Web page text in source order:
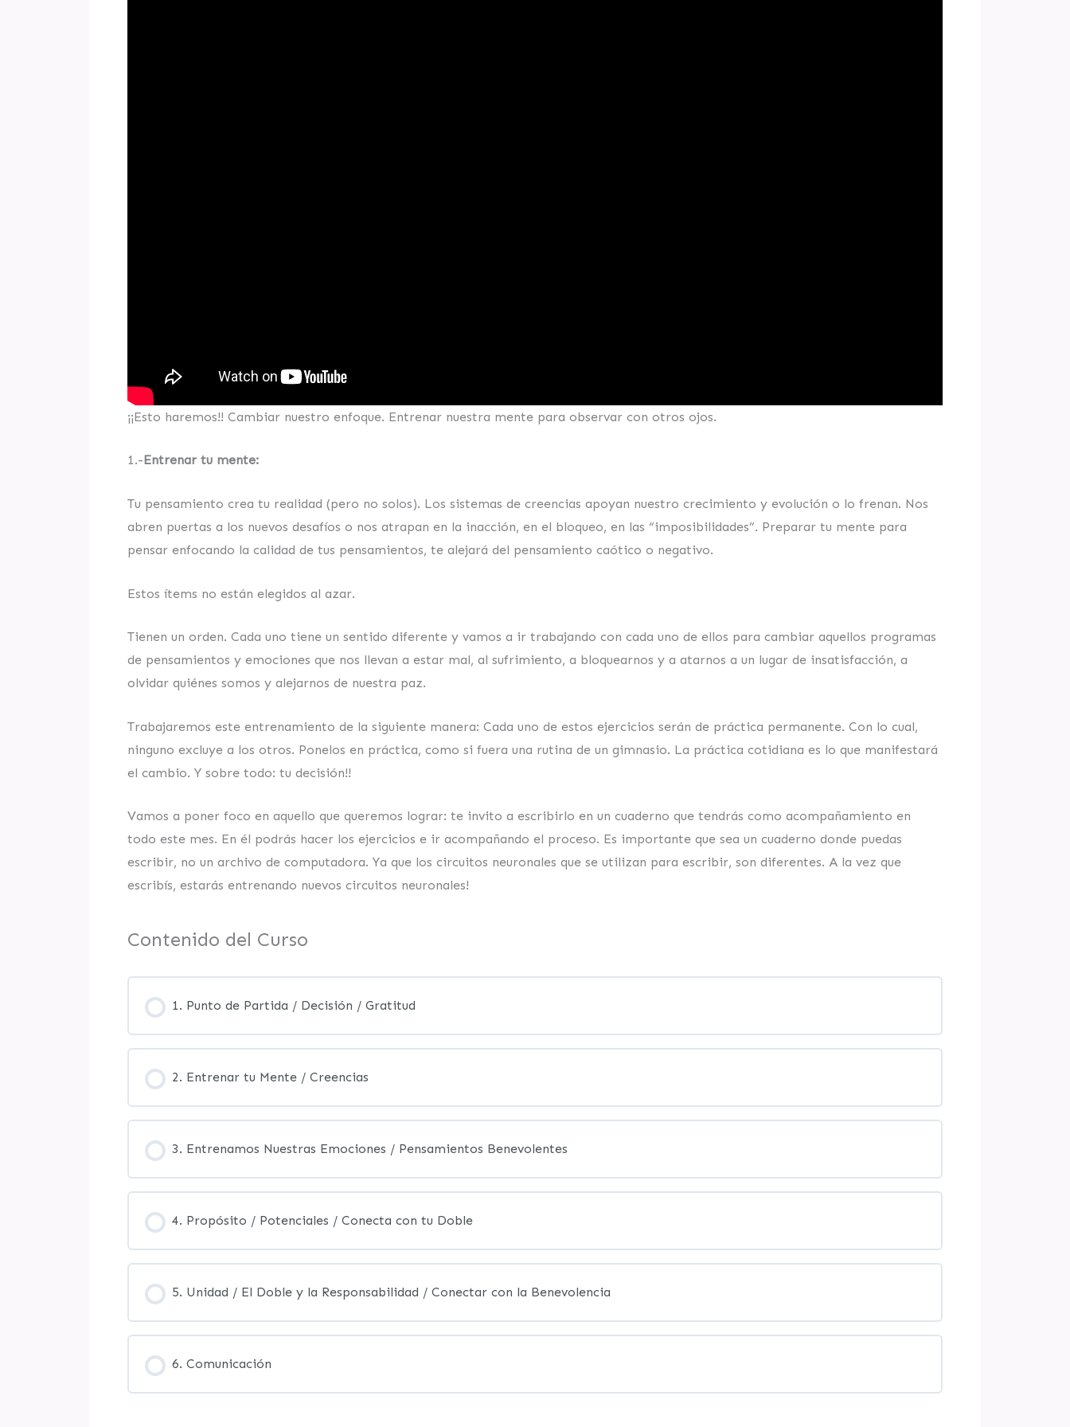
¡¡Esto haremos!! Cambiar nuestro enfoque. Entrenar nuestra mente para observar con otros ojos.
1.-Entrenar tu mente:
Tu pensamiento crea tu realidad (pero no solos). Los sistemas de creencias apoyan nuestro crecimiento y evolución o lo frenan. Nos
abren puertas a los nuevos desafíos o nos atrapan en la inacción, en el bloqueo, en las “imposibilidades”. Preparar tu mente para
pensar enfocando la calidad de tus pensamientos, te alejará del pensamiento caótico o negativo.
Estos ítems no están elegidos al azar.
Tienen un orden. Cada uno tiene un sentido diferente y vamos a ir trabajando con cada uno de ellos para cambiar aquellos programas
de pensamientos y emociones que nos llevan a estar mal, al sufrimiento, a bloquearnos y a atarnos a un lugar de insatisfacción, a
olvidar quiénes somos y alejarnos de nuestra paz.
Trabajaremos este entrenamiento de la siguiente manera: Cada uno de estos ejercicios serán de práctica permanente. Con lo cual,
ninguno excluye a los otros. Ponelos en práctica, como si fuera una rutina de un gimnasio. La práctica cotidiana es lo que manifestará
el cambio. Y sobre todo: tu decisión!!
Vamos a poner foco en aquello que queremos lograr: te invito a escribirlo en un cuaderno que tendrás como acompañamiento en
todo este mes. En él podrás hacer los ejercicios e ir acompañando el proceso. Es importante que sea un cuaderno donde puedas
escribir, no un archivo de computadora. Ya que los circuitos neuronales que se utilizan para escribir, son diferentes. A la vez que
escribís, estarás entrenando nuevos circuitos neuronales!
Contenido del Curso
1. Punto de Partida / Decisión / Gratitud
2. Entrenar tu Mente / Creencias
3. Entrenamos Nuestras Emociones / Pensamientos Benevolentes
4. Propósito / Potenciales / Conecta con tu Doble
5. Unidad / El Doble y la Responsabilidad / Conectar con la Benevolencia
6. Comunicación